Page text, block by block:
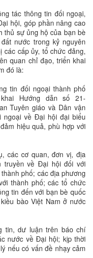
tác thông tin đối ngoại,
hội, góp phần nâng cao
thủ sự ủng hộ của bạn bè
nước trong kỷ nguyên
các cấp ủy, tổ chức đảng,
quan chỉ đạo, triển khai
đó là:
tin đối ngoại thành phố
Hướng dẫn số 21-
Tuyên giáo và Dân vận
ngoại về Đại hội đại biểu
hiệu quả, phù hợp với
các cơ quan, đơn vị, địa
truyền về Đại hội đối với
phố; các địa phương
thành phố; các tổ chức
tin đến với bạn bè quốc
bào Việt Nam ở nước
tin, dư luận trên báo chí
nước về Đại hội; kịp thời
nếu có vấn đề nhạy cảm